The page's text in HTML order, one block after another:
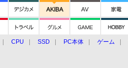
CPU SSD PC本体 ゲーム